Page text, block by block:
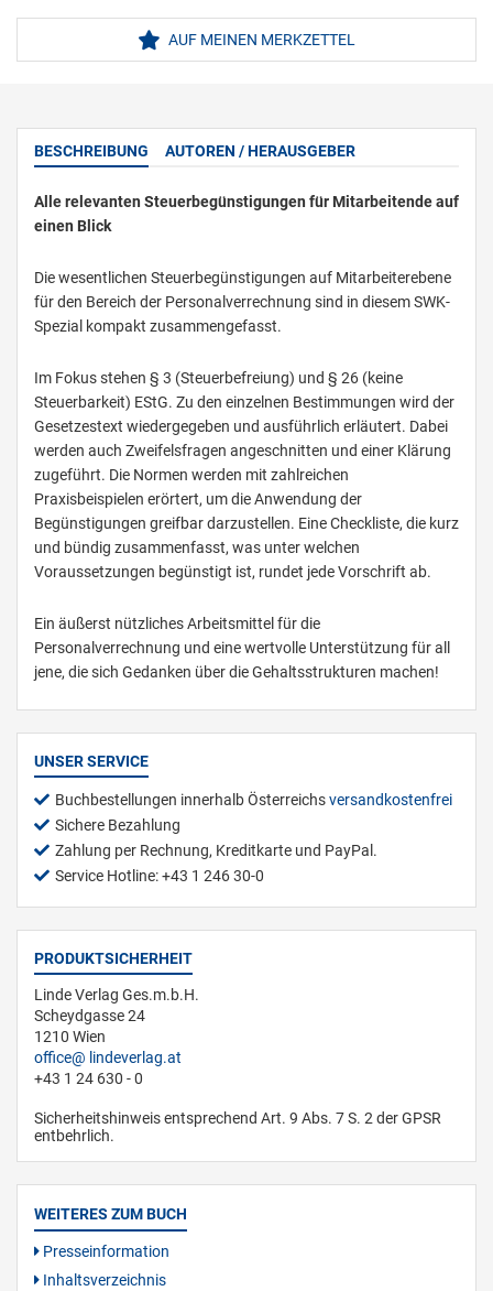
AUF MEINEN MERKZETTEL
BESCHREIBUNG AUTOREN / HERAUSGEBER
Alle relevanten Steuerbegünstigungen für Mitarbeitende auf
einen Blick
Die wesentlichen Steuerbegünstigungen auf Mitarbeiterebene
für den Bereich der Personalverrechnung sind in diesem SWK-
Spezial kompakt zusammengefasst.
Im Fokus stehen § 3 (Steuerbefreiung) und § 26 (keine
Steuerbarkeit) EStG. Zu den einzelnen Bestimmungen wird der
Gesetzestext wiedergegeben und ausführlich erläutert. Dabei
werden auch Zweifelsfragen angeschnitten und einer Klärung
zugeführt. Die Normen werden mit zahlreichen
Praxisbeispielen erörtert, um die Anwendung der
Begünstigungen greifbar darzustellen. Eine Checkliste, die kurz
und bündig zusammenfasst, was unter welchen
Voraussetzungen begünstigt ist, rundet jede Vorschrift ab.
Ein äußerst nützliches Arbeitsmittel für die
Personalverrechnung und eine wertvolle Unterstützung für all
jene, die sich Gedanken über die Gehaltsstrukturen machen!
UNSER SERVICE
Buchbestellungen innerhalb Österreichsversandkostenfrei
Sichere Bezahlung
Zahlung per Rechnung, Kreditkarte und PayPal.
Service Hotline: +43 1 246 30-0
PRODUKTSICHERHEIT
Linde Verlag Ges.m.b.H.
Scheydgasse 24
1210 Wien
office
lindeverlag.at
+43 1 24 630 - 0
Sicherheitshinweis entsprechend Art. 9 Abs. 7 S. 2 der GPSR
entbehrlich.
WEITERES ZUM BUCH
Presseinformation
Inhaltsverzeichnis